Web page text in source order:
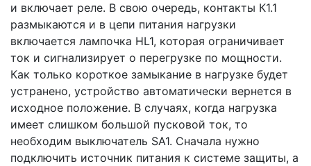
и включает реле. В свою очередь, контакты К1.1
размыкаются и в цепи питания нагрузки
включается лампочка HL1, которая ограничивает
ток и сигнализирует о перегрузке по мощности.
Как только короткое замыкание в нагрузке будет
устранено, устройство автоматически вернется в
исходное положение. В случаях, когда нагрузка
имеет слишком большой пусковой ток, то
необходим выключатель SA1. Сначала нужно
подключить источник питания к системе защиты, а